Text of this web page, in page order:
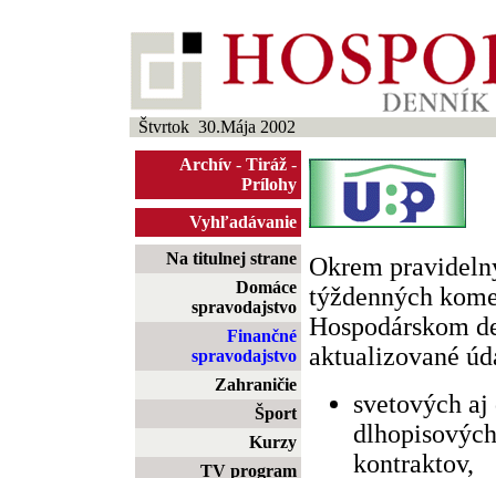
Štvrtok 30.Mája 2002
Archív - Tiráž -
Prílohy
Vyhľadávanie
Na titulnej strane
Domáce
spravodajstvo
Finančné
spravodajstvo
Zahraničie
Šport
Kurzy
TV program
Okrem
týždenných
Hospodárskom
aktualizované
svetových
kontraktov,